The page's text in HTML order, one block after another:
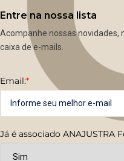
Entre na nossa lista
Acompanhe nossas novidades,
caixa de e-mails.
Email:*
Já é associado ANAJUSTRA